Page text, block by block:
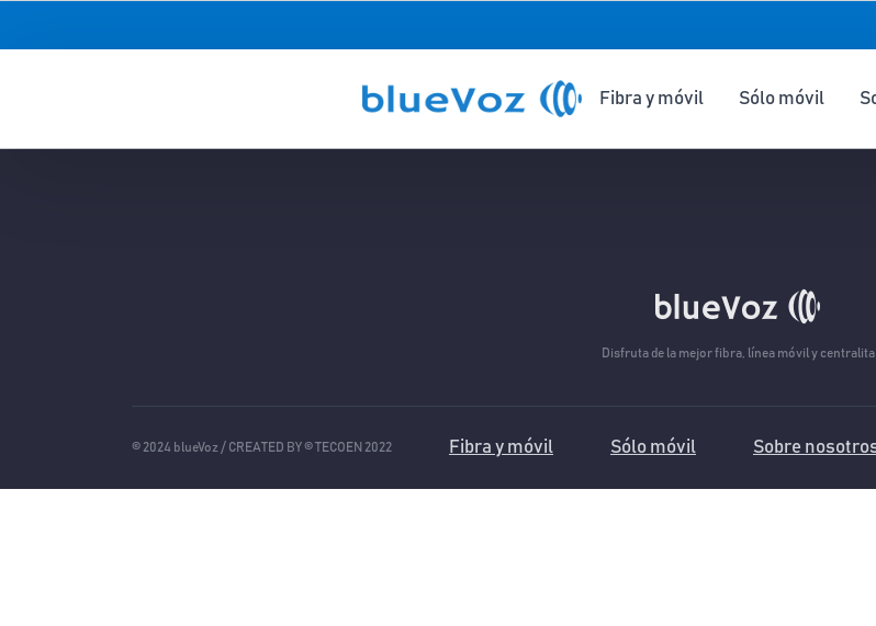
Fibra y móvil Sólo móvil
Disfruta de la mejor fibra, línea móvil y centralita
© 2024 blueVoz / CREATED BY © TECOEN 2022 Fibra y móvil Sólo móvil Sobre